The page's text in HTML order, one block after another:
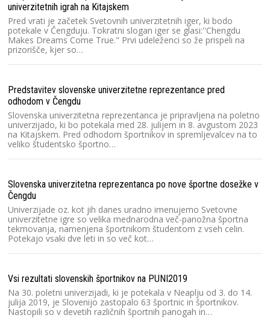
univerzitetnih igrah na Kitajskem
Pred vrati je začetek Svetovnih univerzitetnih iger, ki bodo
potekale v Čengduju. Tokratni slogan iger se glasi:''Chengdu
Makes Dreams Come True." Prvi udeleženci so že prispeli na
prizorišče, kjer so…
Predstavitev slovenske univerzitetne reprezentance pred
odhodom v Čengdu
Slovenska univerzitetna reprezentanca je pripravljena na poletno
univerzijado, ki bo potekala med 28. julijem in 8. avgustom 2023
na Kitajskem. Pred odhodom športnikov in spremljevalcev na to
veliko študentsko športno…
Slovenska univerzitetna reprezentanca po nove športne dosežke v
Čengdu
Univerzijade oz. kot jih danes uradno imenujemo Svetovne
univerzitetne igre so velika mednarodna več-panožna športna
tekmovanja, namenjena športnikom študentom z vseh celin.
Potekajo vsaki dve leti in so več kot…
Vsi rezultati slovenskih športnikov na PUNI2019
Na 30. poletni univerzijadi, ki je potekala v Neaplju od 3. do 14.
julija 2019, je Slovenijo zastopalo 63 športnic in športnikov.
Nastopili so v devetih različnih športnih panogah in…